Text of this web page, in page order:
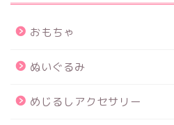
おもちゃ
ぬいぐるみ
めじるしアクセサリー